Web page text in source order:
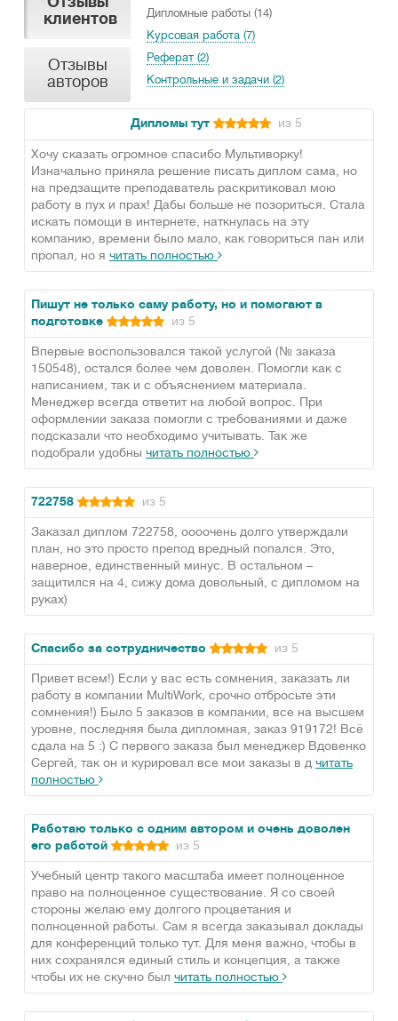
Отзывы
клиентов
Отзывы
авторов
Дипломные работы (14)
Курсовая работа (7)
Реферат (2)
Контрольные и задачи (2)
Дипломы тут из 5
Хочу сказать огромное спасибо Мультиворку!
Изначально приняла решение писать диплом сама, но
на предзащите преподаватель раскритиковал мою
работу в пух и прах! Дабы больше не позориться. Стала
искать помощи в интернете, наткнулась на эту
компанию, времени было мало, как говориться пан или
пропал, но я читать полностью
Пишут не только саму работу, но и помогают в
подготовке
из 5
Впервые воспользовался такой услугой (№ заказа
150548), остался более чем доволен. Помогли как с
написанием, так и с объяснением материала.
Менеджер всегда ответит на любой вопрос. При
оформлении заказа помогли с требованиями и даже
подсказали что необходимо учитывать. Так же
подобрали удобны читать полностью
722758 из 5
Заказал диплом 722758, оооочень долго утверждали
план, но это просто препод вредный попался. Это,
наверное, единственный минус. В остальном –
защитился на 4, сижу дома довольный, с дипломом на
руках)
Спасибо за сотрудничество из 5
Привет всем!) Если у вас есть сомнения, заказать ли
работу в компании MultiWork, срочно отбросьте эти
сомнения!) Было 5 заказов в компании, все на высшем
уровне, последняя была дипломная, заказ 919172! Всё
сдала на 5 :) С первого заказа был менеджер Вдовенко
Сергей, так он и курировал все мои заказы в д читать
полностью
Работаю только с одним автором и очень доволен
его работой
из 5
Учебный центр такого масштаба имеет полноценное
право на полноценное существование. Я со своей
стороны желаю ему долгого процветания и
полноценной работы. Сам я всегда заказывал доклады
для конференций только тут. Для меня важно, чтобы в
них сохранялся единый стиль и концепция, а также
чтобы их не скучно был читать полностью